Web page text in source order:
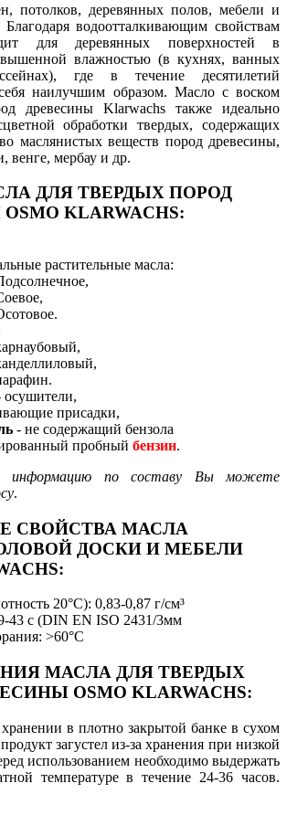
потолков, деревянных полов, мебели и
водоотталкивающим свойствам
для деревянных поверхностей в
влажностью (в кухнях, ванных
где в течение десятилетий
себя наилучшим образом. Масло с воском
древесины Klarwachs также идеально
обработки твердых, содержащих
маслянистых веществ пород древесины,
венге, мербау и др.
ДЛЯ ТВЕРДЫХ ПОРОД
KLARWACHS:
растительные масла:
присадки,
- не содержащий бензола
пробный бензин.
информацию по составу Вы можете
.
СВОЙСТВА МАСЛА
ДОСКИ И МЕБЕЛИ
20°C): 0,83-0,87 г/см³
43 с (DIN EN ISO 2431/3мм
>60°C
МАСЛА ДЛЯ ТВЕРДЫХ
OSMO KLARWACHS:
в плотно закрытой банке в сухом
загустел из-за хранения при низкой
использованием необходимо выдержать
температуре в течение 24-36 часов.